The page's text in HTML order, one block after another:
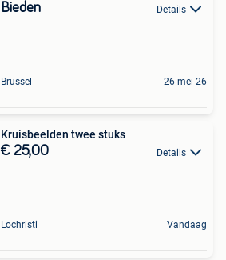
Bieden Details
Brussel 26 mei 26
Kruisbeelden twee stuks
€ 25,00 Details
Lochristi Vandaag